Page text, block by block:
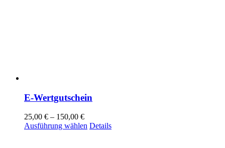
E-Wertgutschein
25,00 € – 150,00 €
Ausführung wählen Dieses
Details